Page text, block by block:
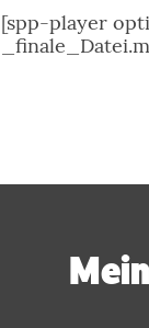
[spp-player